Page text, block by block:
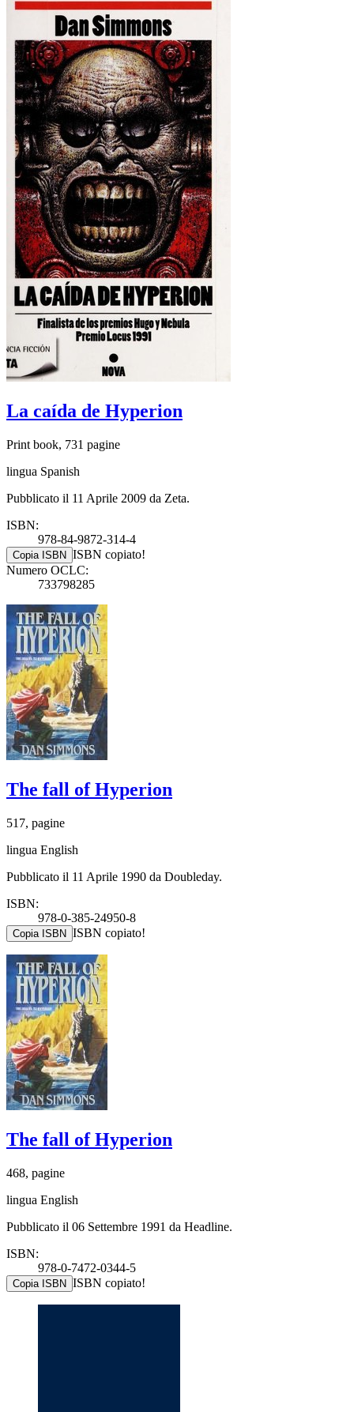
La caída de Hyperion
Print book, 731 pagine
lingua Spanish
Pubblicato il 11 Aprile 2009 da Zeta.
ISBN:
978-84-9872-314-4
Copia ISBN ISBN copiato!
Numero OCLC:
733798285
The fall of Hyperion
517, pagine
lingua English
Pubblicato il 11 Aprile 1990 da Doubleday.
ISBN:
978-0-385-24950-8
Copia ISBN ISBN copiato!
The fall of Hyperion
468, pagine
lingua English
Pubblicato il 06 Settembre 1991 da Headline.
ISBN:
978-0-7472-0344-5
Copia ISBN ISBN copiato!